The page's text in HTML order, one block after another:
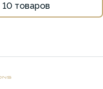
10товаров